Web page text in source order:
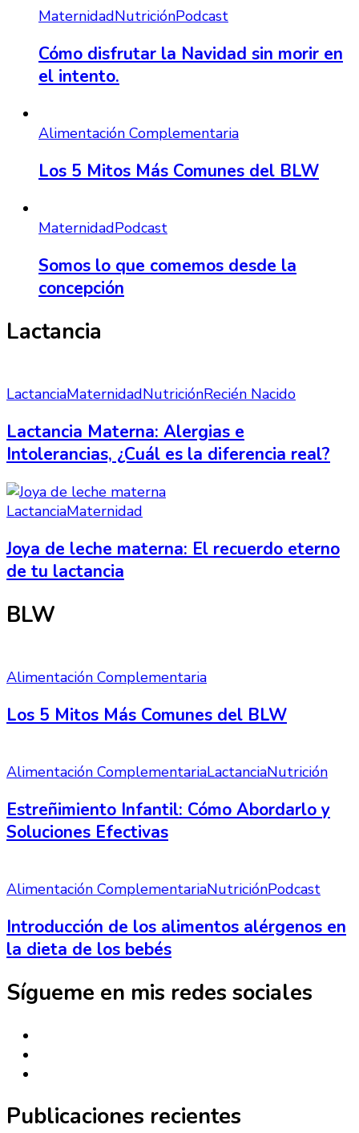
MaternidadNutriciónPodcast
Cómo disfrutar la Navidad sin morir en
el intento.
Alimentación Complementaria
Los 5 Mitos Más Comunes del BLW
MaternidadPodcast
Somos lo que comemos desde la
concepción
Lactancia
LactanciaMaternidadNutriciónRecién Nacido
Lactancia Materna: Alergias e
Intolerancias, ¿Cuál es la diferencia real?
LactanciaMaternidad
Joya de leche materna: El recuerdo eterno
de tu lactancia
BLW
Alimentación Complementaria
Los 5 Mitos Más Comunes del BLW
Alimentación ComplementariaLactanciaNutrición
Estreñimiento Infantil: Cómo Abordarlo y
Soluciones Efectivas
Alimentación ComplementariaNutriciónPodcast
Introducción de los alimentos alérgenos en
la dieta de los bebés
Sígueme en mis redes sociales
Publicaciones recientes